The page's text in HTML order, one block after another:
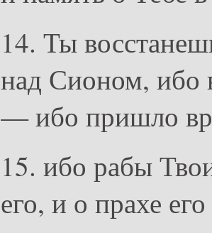
14. Ты
над Сионом, ибо
— ибо пришло
15. ибо рабы
его, и о прахе